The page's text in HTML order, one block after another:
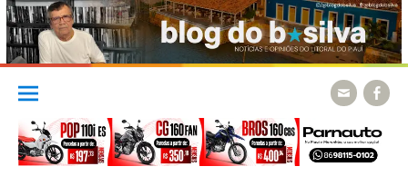
Skip
content